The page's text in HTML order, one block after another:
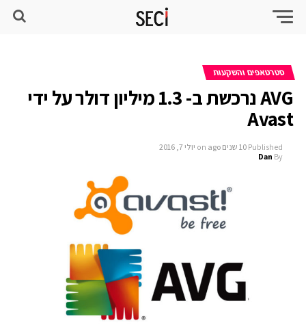
סטרטאפים והשקעות
AVG נרכשת ב- 1.3 מיליון דולר על ידי
Avast
Published 10 שנים ago on יולי 7, 2016
By
Dan